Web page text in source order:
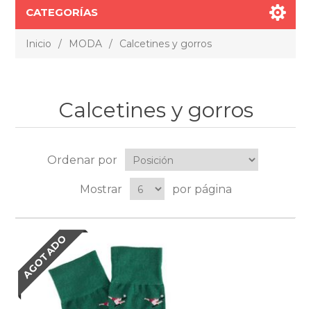
CATEGORÍAS
Inicio / MODA / Calcetines y gorros
Calcetines y gorros
Ordenar por
Mostrar por página
AGOTADO